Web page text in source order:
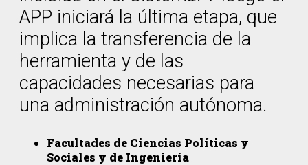
APP iniciará la última etapa, que
implica la transferencia de la
herramienta y de las
capacidades necesarias para
una administración autónoma.
Facultades de Ciencias Políticas y
Sociales y de Ingeniería